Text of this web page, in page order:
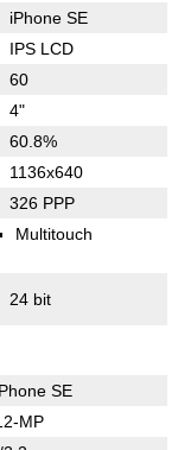
iPhone SE
IPS LCD
60
4"
60.8%
1136x640
326 PPP
Multitouch
24 bit
SE
MP